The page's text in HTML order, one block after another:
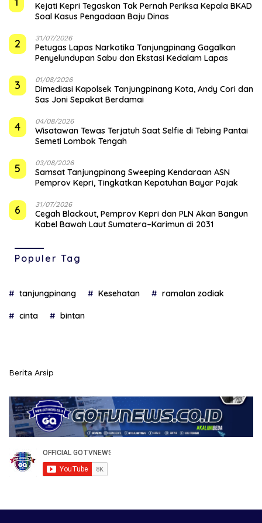
Kejati Kepri Tegaskan Tak Pernah Periksa Kepala BKAD
Soal Kasus Pengadaan Baju Dinas
2 31/07/2026
Petugas Lapas Narkotika Tanjungpinang Gagalkan
Penyelundupan Sabu dan Ekstasi Kedalam Lapas
3 01/08/2026
Dimediasi Kapolsek Tanjungpinang Kota, Andy Cori dan
Sas Joni Sepakat Berdamai
4 04/08/2026
Wisatawan Tewas Terjatuh Saat Selfie di Tebing Pantai
Semeti Lombok Tengah
5 03/08/2026
Samsat Tanjungpinang Sweeping Kendaraan ASN
Pemprov Kepri, Tingkatkan Kepatuhan Bayar Pajak
6 31/07/2026
Cegah Blackout, Pemprov Kepri dan PLN Akan Bangun
Kabel Bawah Laut Sumatera–Karimun di 2031
Populer Tag
tanjungpinang Kesehatan ramalan zodiak
cinta bintan
Berita Arsip